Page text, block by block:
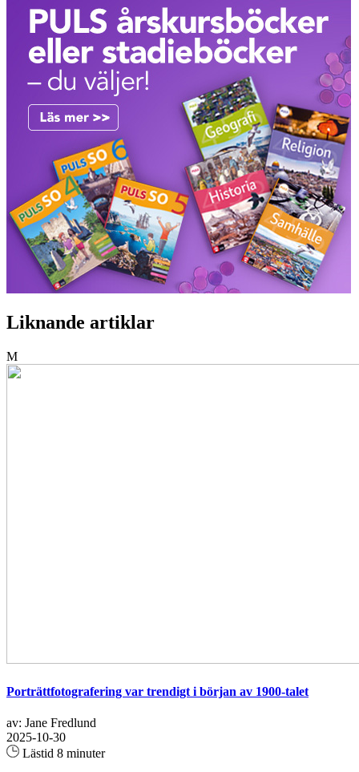
Liknande artiklar
M
Porträttfotografering var trendigt i början av 1900-talet
av: Jane Fredlund
2025-10-30
Lästid 8 minuter